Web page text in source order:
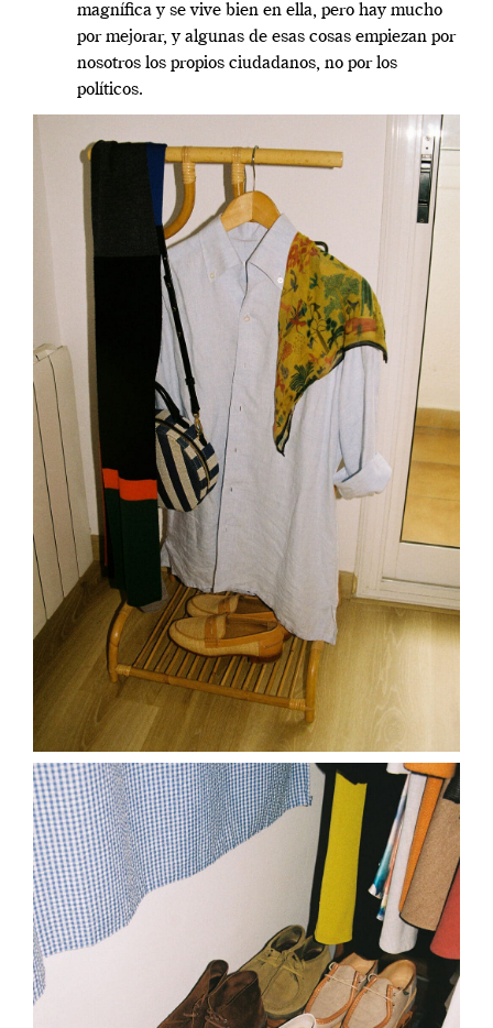
magnífica y se vive bien en ella, pero hay mucho
por mejorar, y algunas de esas cosas empiezan por
nosotros los propios ciudadanos, no por los
políticos.